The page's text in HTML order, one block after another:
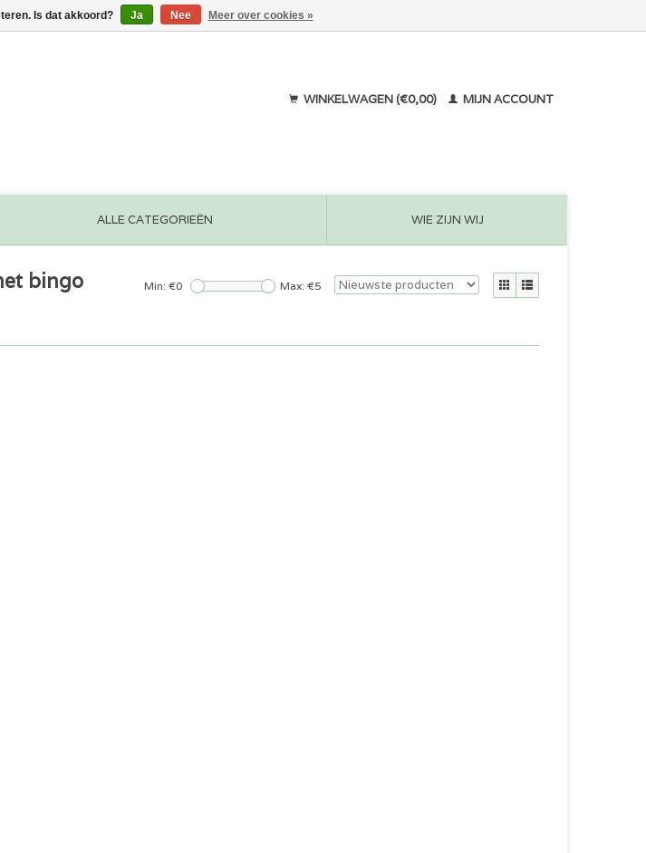
WINKELWAGEN (€0,00) MIJN ACCOUNT
ALLE CATEGORIEËN WIE ZIJN WIJ
bingo Min: €0 Max: €5
Is dat akkoord? Ja Nee Meer over cookies »